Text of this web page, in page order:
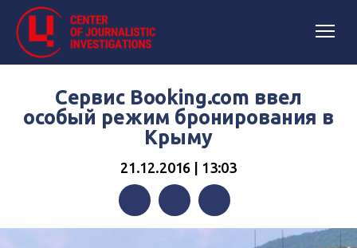
Сервис Booking.com ввел
особый режим бронирования в
Крыму
21.12.2016 | 13:03
FacebookTwitterTelegram